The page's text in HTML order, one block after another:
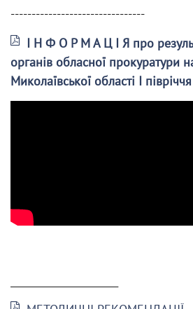
--------------------------------
І Н Ф О Р М А Ц І Я про
органів обласної прокуратури
Миколаївської області І